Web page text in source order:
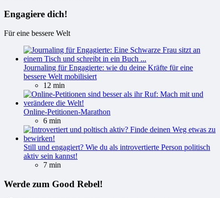
Engagiere dich!
Für eine bessere Welt
Journaling für Engagierte: wie du deine Kräfte für eine
bessere Welt mobilisiert
12 min
Online-Petitionen-Marathon
6 min
Still und engagiert? Wie du als introvertierte Person politisch
aktiv sein kannst!
7 min
Werde zum Good Rebel!